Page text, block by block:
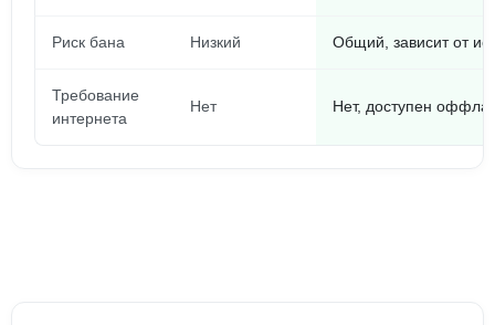
Риск бана Низкий Общий, зависит от
Требование
интернета
Нет Нет, доступен